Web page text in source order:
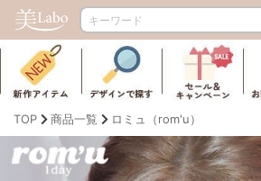
TOP 商品一覧 ロミュ（rom'u）